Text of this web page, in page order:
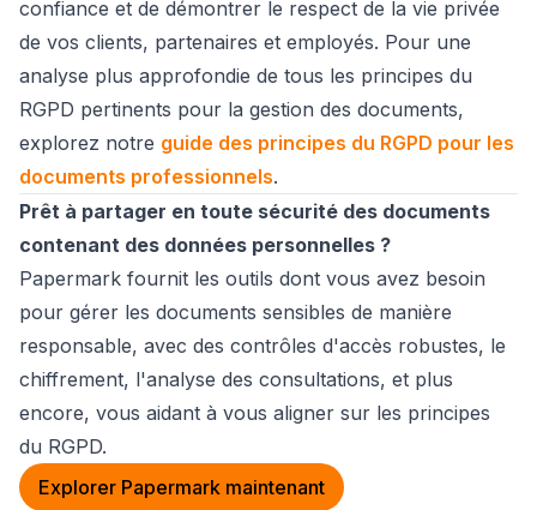
confiance et de démontrer le respect de la vie privée
de vos clients, partenaires et employés. Pour une
analyse plus approfondie de tous les principes du
RGPD pertinents pour la gestion des documents,
explorez notre guide des principes du RGPD pour les
documents professionnels.
Prêt à partager en toute sécurité des documents
contenant des données personnelles ?
Papermark fournit les outils dont vous avez besoin
pour gérer les documents sensibles de manière
responsable, avec des contrôles d'accès robustes, le
chiffrement, l'analyse des consultations, et plus
encore, vous aidant à vous aligner sur les principes
du RGPD.
Explorer Papermark maintenant